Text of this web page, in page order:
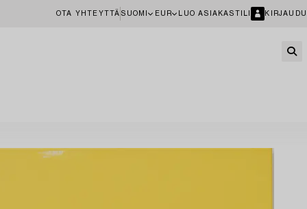
OTA YHTEYTTÄ SUOMI EUR LUO ASIAKASTILI KIRJAUDU